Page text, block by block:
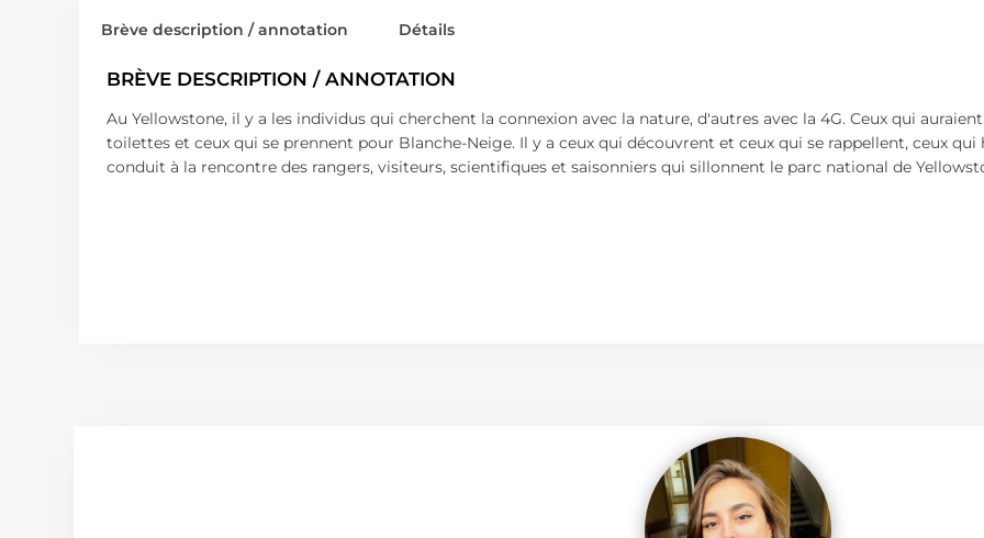
Brève description / annotation
BRÈVE DESCRIPTION / ANNOTATION
Au Yellowstone, il y a les individus qui cherchent la connexion avec la nature, d'autres avec la 4G. Ceux qui
toilettes et ceux qui se prennent pour Blanche-Neige. Il y a ceux qui découvrent et ceux qui se rappellent, ceux
conduit à la rencontre des rangers, visiteurs, scientifiques et saisonniers qui sillonnent le parc national de
Détails